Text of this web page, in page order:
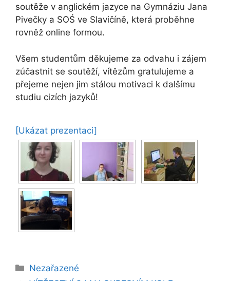
soutěže v anglickém jazyce na Gymnáziu Jana
Pivečky a SOŚ ve Slavičíně, která proběhne
rovněž online formou.
Všem studentům děkujeme za odvahu i zájem
zúčastnit se soutěží, vítězům gratulujeme a
přejeme nejen jim stálou motivaci k dalšímu
studiu cizích jazyků!
[Ukázat prezentaci]
Rubriky
Nezařazené